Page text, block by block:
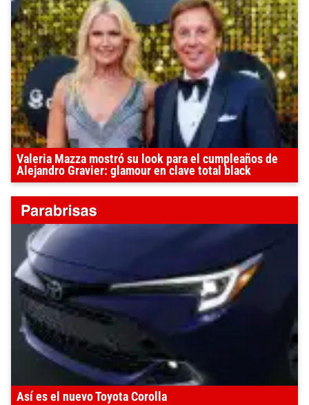
Valeria Mazza mostró su look para el cumpleaños de
Alejandro Gravier: glamour en clave total black
Así es el nuevo Toyota Corolla